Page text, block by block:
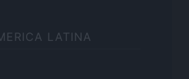
LATINA